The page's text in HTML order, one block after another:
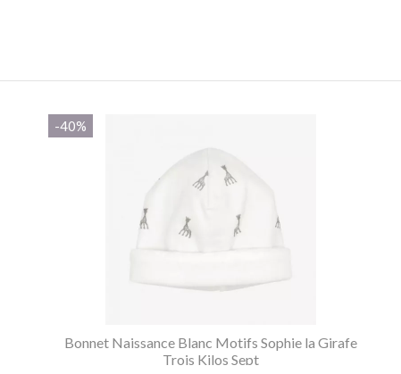
-40%
Bonnet Naissance Blanc Motifs Sophie la Girafe
Trois Kilos Sept